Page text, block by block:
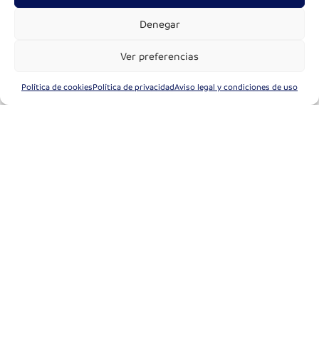
Denegar
Ver preferencias
Política de cookiesPolítica de privacidadAviso legal y condiciones de uso